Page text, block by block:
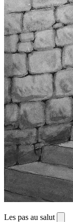
Les pas au salut